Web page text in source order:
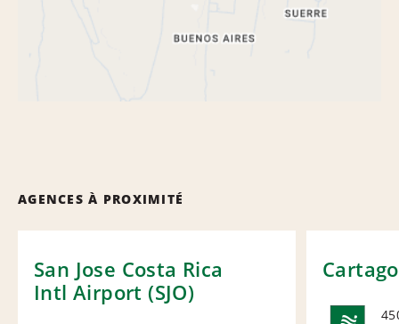
AGENCES À PROXIMITÉ
San Jose Costa Rica
Intl Airport (SJO)
Cartago